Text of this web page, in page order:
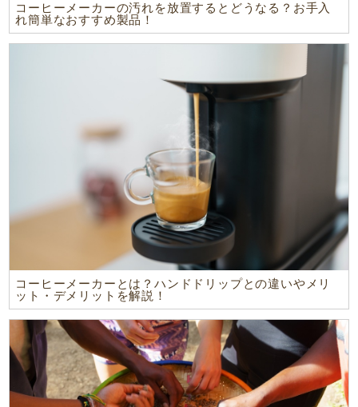
コーヒーメーカーの汚れを放置するとどうなる？お手入
れ簡単なおすすめ製品！
コーヒーメーカーとは？ハンドドリップとの違いやメリ
ット・デメリットを解説！